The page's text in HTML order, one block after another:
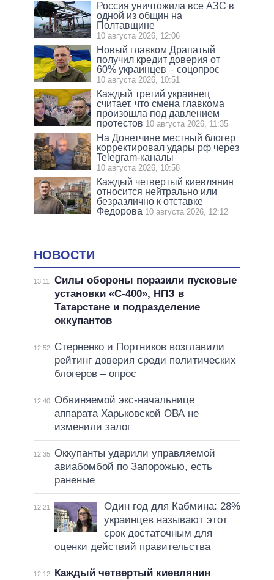
Россия уничтожила все АЗС в
одной из общин на
Полтавщине
10 августа 2026, 12:06
Новый главком Драпатый
получил кредит доверия от
60% украинцев – соцопрос
10 августа 2026, 10:51
Каждый третий украинец
считает, что смена главкома
произошла под давлением
протестов 10 августа 2026, 11:35
На Донетчине местный блогер
корректировал удары рф через
Telegram-каналы
10 августа 2026, 10:58
Каждый четвертый киевлянин
относится нейтрально или
безразлично к отставке
Федорова 10 августа 2026, 12:12
НОВОСТИ
13:11
Силы обороны поразили пусковые
установки «С-400», НПЗ в
Татарстане и подразделение
оккупантов
12:52
Стерненко и Портников возглавили
рейтинг доверия среди политических
блогеров – опрос
12:40 Обвиняемой экс-начальнице
аппарата Харьковской ОВА не
изменили залог
12:35 Оккупанты ударили управляемой
авиабомбой по Запорожью, есть
раненые
12:21
Один год для Кабмина: 28%
украинцев называют этот
срок достаточным для
оценки действий правительства
12:12
Каждый четвертый киевлянин